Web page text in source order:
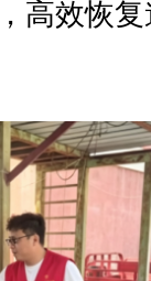
高效恢